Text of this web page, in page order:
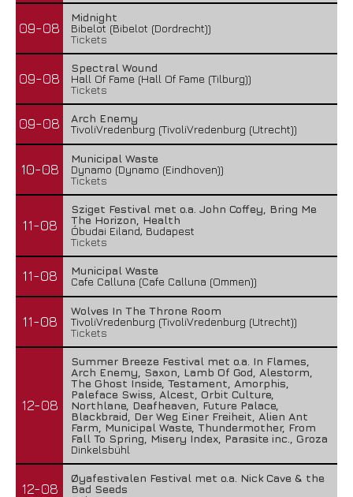
09-08
Midnight
Bibelot (Bibelot (Dordrecht))
Tickets
09-08
Spectral Wound
Hall Of Fame (Hall Of Fame (Tilburg))
Tickets
09-08
Arch Enemy
TivoliVredenburg (TivoliVredenburg (Utrecht))
10-08
Municipal Waste
Dynamo (Dynamo (Eindhoven))
Tickets
11-08
Sziget Festival met o.a. John Coffey, Bring Me
The Horizon, Health
Óbudai Eiland, Budapest
Tickets
11-08
Municipal Waste
Cafe Calluna (Cafe Calluna (Ommen))
11-08
Wolves In The Throne Room
TivoliVredenburg (TivoliVredenburg (Utrecht))
Tickets
12-08
Summer Breeze Festival met o.a. In Flames,
Arch Enemy, Saxon, Lamb Of God, Alestorm,
The Ghost Inside, Testament, Amorphis,
Paleface Swiss, Alcest, Orbit Culture,
Northlane, Deafheaven, Future Palace,
Blackbraid, Der Weg Einer Freiheit, Alien Ant
Farm, Municipal Waste, Thundermother, From
Fall To Spring, Misery Index, Parasite inc., Groza
Dinkelsbühl
12-08
Øyafestivalen Festival met o.a. Nick Cave & the
Bad Seeds